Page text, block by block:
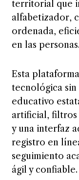
alfabetizador,
ordenada,
en las
tecnológica
educativo
artificial, filtros
y una interfaz
registro en
seguimiento
ágil y confiable.